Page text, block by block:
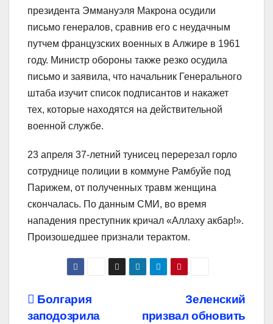
президента Эммануэля Макрона осудили
письмо генералов, сравнив его с неудачным
путчем французских военных в Алжире в 1961
году. Министр обороны также резко осудила
письмо и заявила, что начальник Генерального
штаба изучит список подписантов и накажет
тех, которые находятся на действительной
военной службе.
23 апреля 37-летний тунисец перерезал горло
сотруднице полиции в коммуне Рамбуйе под
Парижем, от полученных травм женщина
скончалась. По данным СМИ, во время
нападения преступник кричал «Аллаху акбар!».
Произошедшее признали терактом.
Навигация
Зеленский
призвал обновить
Болгария
заподозрила